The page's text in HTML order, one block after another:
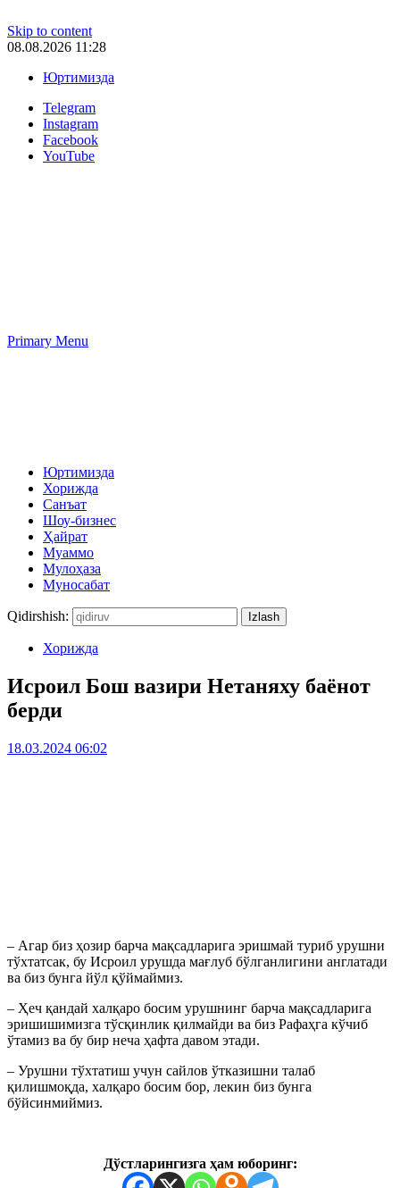
Skip to content
08.08.2026 11:28
Юртимизда
Telegram
Instagram
Facebook
YouTube
Primary Menu
Юртимизда
Хорижда
Санъат
Шоу-бизнес
Ҳайрат
Муаммо
Мулоҳаза
Муносабат
Qidirshish:
Хорижда
Исроил Бош вазири Нетаняху баёнот
берди
18.03.2024 06:02
– Агар биз ҳозир барча мақсадларига эришмай туриб урушни
тўхтатсак, бу Исроил урушда мағлуб бўлганлигини англатади
ва биз бунга йўл қўймаймиз.
– Ҳеч қандай халқаро босим урушнинг барча мақсадларига
эришишимизга тўсқинлик қилмайди ва биз Рафаҳга кўчиб
ўтамиз ва бу бир неча ҳафта давом этади.
– Урушни тўхтатиш учун сайлов ўтказишни талаб
қилишмоқда, халқаро босим бор, лекин биз бунга
бўйсинмиймиз.
Дўстларингизга ҳам юборинг: